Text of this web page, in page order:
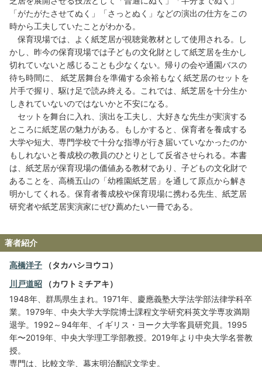
「がたがたさせてぬく」「さっとぬく」などの演出の仕方をこの
時から工夫していたことがわかる。
保育現場では、よく紙芝居が視聴覚教材として使用される。し
かし、昨今の保育現場では子どもの文化財として紙芝居を生かし
切れていないと感じることも少なくない。帰りの会や通園バスの
待ち時間に、 紙芝居舞台を準備する余裕もなく紙芝居のセットを
片手で握り、駆け足で読み終える。これでは、紙芝居を十分生か
しきれていないのではないかと不安になる。
セットを舞台に入れ、演出を工夫し、大好きな先生が実演する
ところに紙芝居の魅力がある。もしかすると、保育者を養成する
大学や短大、専門学校で十分な指導が行き届いていなかったのか
もしれないと養成校の教員のひとりとして反省させられる。本書
は、紙芝居が保育現場の価値ある教材であり、子どもの文化財で
あることを、高橋五山の「幼稚園紙芝居」を通して原点から解き
明かしてくれる。保育者養成校や保育現場に携わる先生、紙芝居
研究者や紙芝居実演家にぜひ薦めたい一冊である。
著者紹介
高橋洋子 （タカハシヨウコ）
川戸道昭 （カワトミチアキ）
1948年、群馬県生まれ。1971年、慶應義塾大学法学部法律学科卒
業。1979年、中央大学大学院博士課程文学研究科英文学専攻満期
退学。1992～94年年、イギリス・ヨーク大学客員研究員。1995
年〜2019年、中央大学理工学部教授。2019年より中央大学名誉教
授。
専門は、比較文学、幕末明治翻訳文学史。